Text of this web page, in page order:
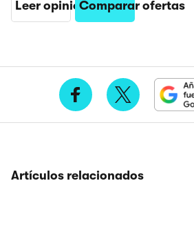
Leer opiniónComparar ofertas
Artículos relacionados